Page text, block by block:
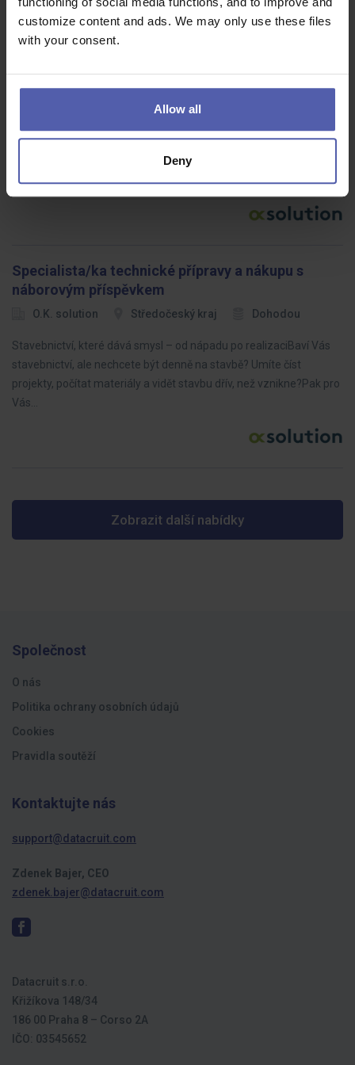
customize content and ads. We may only use these files
with your consent.
Allow all
Deny
O.K. solution Jihlava Dohodou
a budete mít za sebou stabilní zázemí silné mezinárodní
společnosti?Náš klient patří mezi významné zaměstnavatele v
regionu a působí…
Specialista/ka technické přípravy a nákupu s
náborovým příspěvkem
O.K. solution Středočeský kraj Dohodou
Stavebnictví, které dává smysl – od nápadu po realizaciBaví Vás
stavebnictví, ale nechcete být denně na stavbě? Umíte číst
projekty, počítat materiály a vidět stavbu dřív, než vznikne?Pak pro
Vás…
Zobrazit další nabídky
Společnost
O nás
Politika ochrany osobních údajů
Cookies
Pravidla soutěží
Kontaktujte nás
support@datacruit.com
Zdenek Bajer, CEO
zdenek.bajer@datacruit.com
Datacruit s.r.o.
Křižíkova 148/34
186 00 Praha 8 – Corso 2A
IČO: 03545652